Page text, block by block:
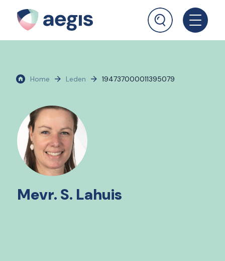
Home Leden 194737000011395079
Mevr. S. Lahuis